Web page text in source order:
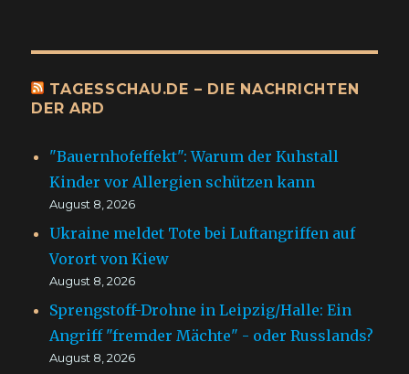
TAGESSCHAU.DE – DIE NACHRICHTEN
DER ARD
"Bauernhofeffekt": Warum der Kuhstall
Kinder vor Allergien schützen kann
August 8, 2026
Ukraine meldet Tote bei Luftangriffen auf
Vorort von Kiew
August 8, 2026
Sprengstoff-Drohne in Leipzig/Halle: Ein
Angriff "fremder Mächte" - oder Russlands?
August 8, 2026